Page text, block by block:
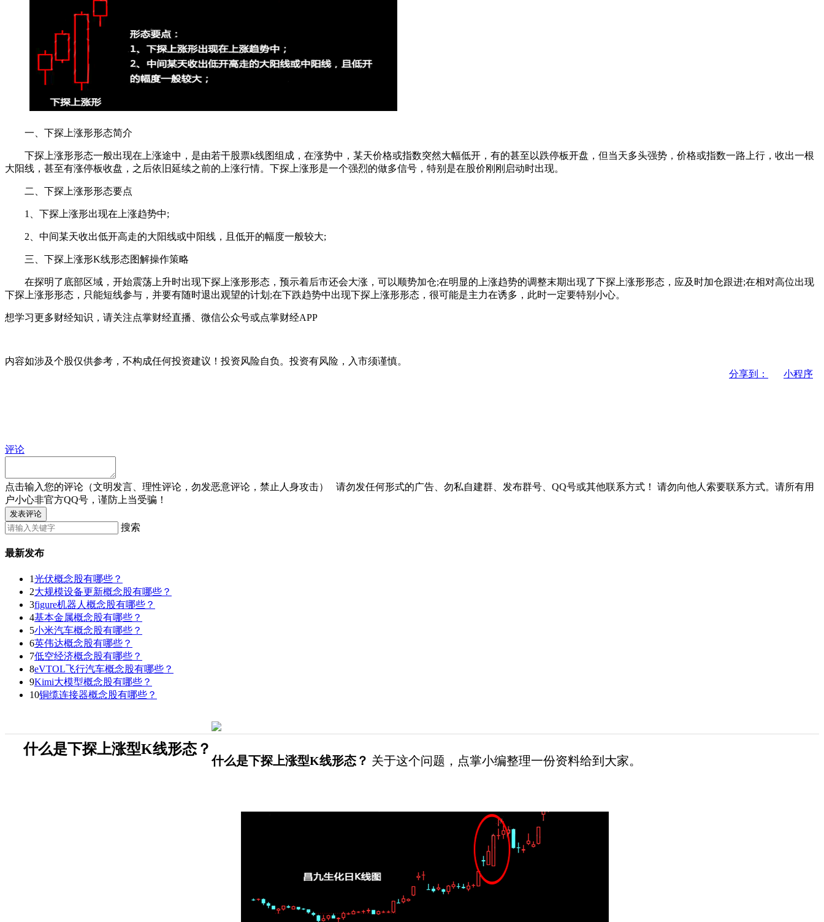
一、下探上涨形形态简介
下探上涨形形态一般出现在上涨途中，是由若干股票k线图组成，在涨势中，某天价格或指数突然大幅低开，有的甚至以跌停板开盘，但当天多头强势，价格或指数一路上行，收出一根
大阳线，甚至有涨停板收盘，之后依旧延续之前的上涨行情。下探上涨形是一个强烈的做多信号，特别是在股价刚刚启动时出现。
二、下探上涨形形态要点
1、下探上涨形出现在上涨趋势中;
2、中间某天收出低开高走的大阳线或中阳线，且低开的幅度一般较大;
三、下探上涨形K线形态图解操作策略
在探明了底部区域，开始震荡上升时出现下探上涨形形态，预示着后市还会大涨，可以顺势加仓;在明显的上涨趋势的调整末期出现了下探上涨形形态，应及时加仓跟进;在相对高位出现
下探上涨形形态，只能短线参与，并要有随时退出观望的计划;在下跌趋势中出现下探上涨形形态，很可能是主力在诱多，此时一定要特别小心。
想学习更多财经知识，请关注点掌财经直播、微信公众号或点掌财经APP
内容如涉及个股仅供参考，不构成任何投资建议！投资风险自负。投资有风险，入市须谨慎。
分享到：
小程序
评论
点击输入您的评论（文明发言、理性评论，勿发恶意评论，禁止人身攻击） 请勿发任何形式的广告、勿私自建群、发布群号、QQ号或其他联系方式！
请勿向他人索要联系方式。请所有用
户小心非官方QQ号，谨防上当受骗！
发表评论
搜索
最新发布
1光伏概念股有哪些？
2大规模设备更新概念股有哪些？
3figure机器人概念股有哪些？
4基本金属概念股有哪些？
5小米汽车概念股有哪些？
6英伟达概念股有哪些？
7低空经济概念股有哪些？
8eVTOL飞行汽车概念股有哪些？
9Kimi大模型概念股有哪些？
10铜缆连接器概念股有哪些？
什么是下探上涨型K线形态？
什么是下探上涨型K线形态？ 关于这个问题，点掌小编整理一份资料给到大家。